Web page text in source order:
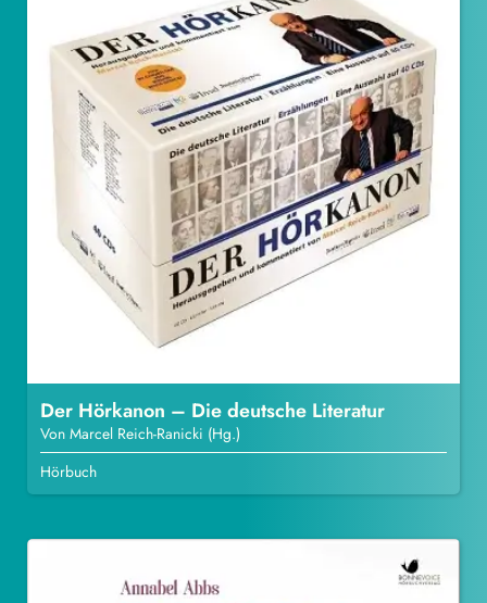
Der Hörkanon – Die deutsche Literatur
Von Marcel Reich-Ranicki (Hg.)
Hörbuch